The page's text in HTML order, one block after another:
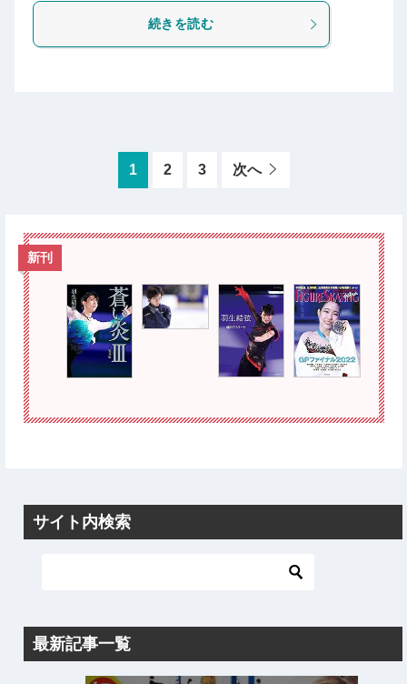
続きを読む
1 2 3 次へ
新刊
サイト内検索
最新記事一覧